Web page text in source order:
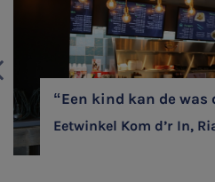
“Een kind kan de was
Eetwinkel Kom d’r In,